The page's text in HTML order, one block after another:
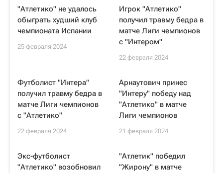
"Атлетико" не удалось
обыграть худший клуб
чемпионата Испании
25 февраля 2024
Игрок "Атлетико"
получил травму бедра в
матче Лиги чемпионов
с "Интером"
22 февраля 2024
Футболист "Интера"
получил травму бедра в
матче Лиги чемпионов
с "Атлетико"
22 февраля 2024
Арнаутович принес
"Интеру" победу над
"Атлетико" в матче
Лиги чемпионов
21 февраля 2024
Экс-футболист
"Атлетико" возобновил
"Атлетик" победил
"Жирону" в матче